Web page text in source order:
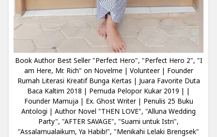
Book Author Best Seller "Perfect Hero", "Perfect Hero 2", "I
am Here, Mr. Rich" on Novelme | Volunteer | Founder
Rumah Literasi Kreatif Bunga Kertas | Juara Favorite Duta
Baca Kaltim 2018 | Pemuda Pelopor Kukar 2019 | |
Founder Mamuja | Ex. Ghost Writer | Penulis 25 Buku
Antologi | Author Novel "THEN LOVE", "Alluna Wedding
Party", "AFTER SAVAGE", "Suami untuk Istri",
"Assalamualaikum, Ya Habib!", "Menikahi Lelaki Brengsek"